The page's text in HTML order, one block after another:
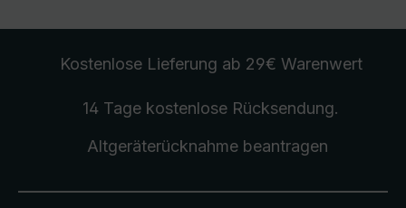
Kostenlose Lieferung ab 29€ Warenwert
14 Tage kostenlose Rücksendung.
Altgeräterücknahmebeantragen